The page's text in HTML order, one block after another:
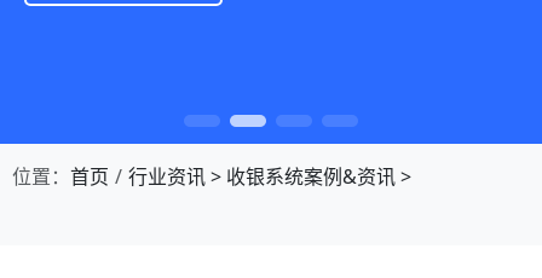
位置： 首页 行业资讯> 收银系统案例&资讯>